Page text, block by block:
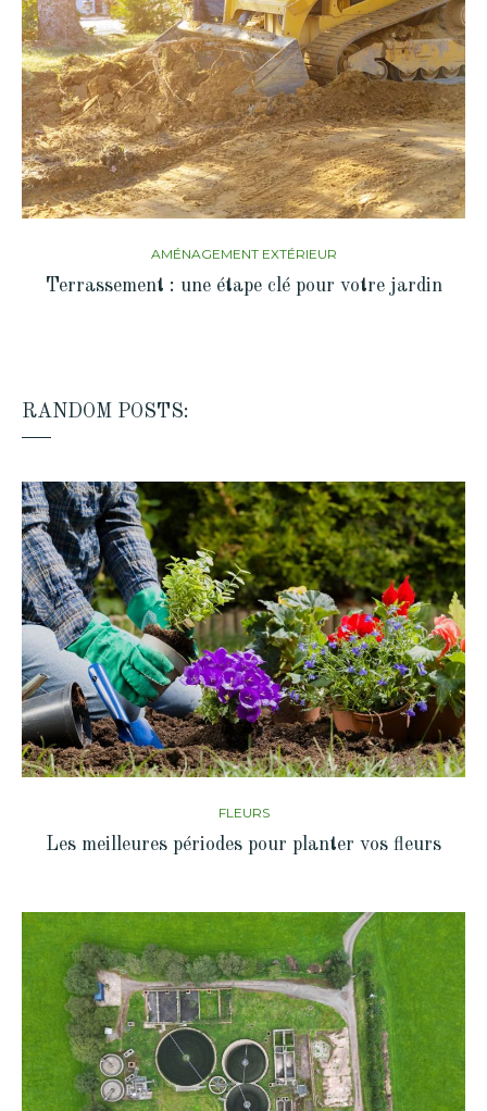
AMÉNAGEMENT EXTÉRIEUR
Terrassement : une étape clé pour votre jardin
RANDOM POSTS:
FLEURS
Les meilleures périodes pour planter vos fleurs